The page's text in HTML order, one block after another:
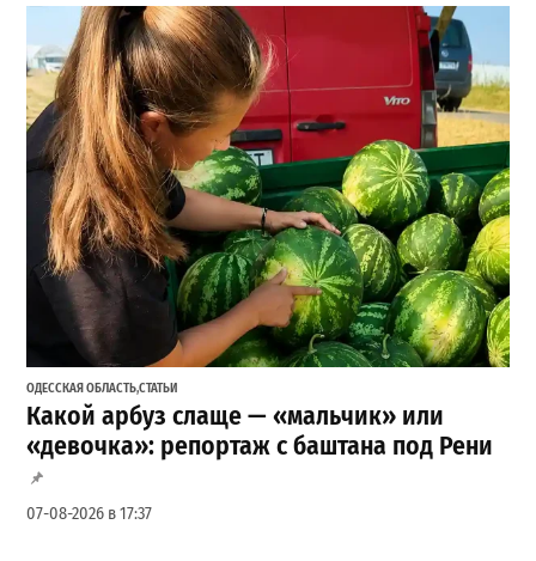
ОДЕССКАЯ ОБЛАСТЬ,СТАТЬИ
Какой арбуз слаще — «мальчик» или
«девочка»: репортаж с баштана под Рени
07-08-2026 в 17:37